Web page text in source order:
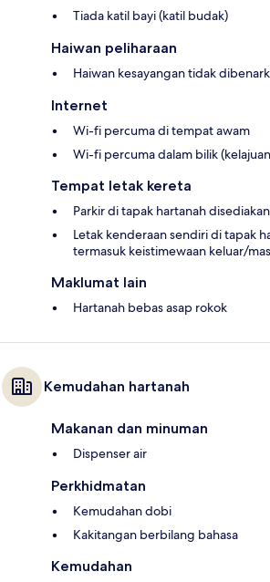
Tiada katil bayi (katil budak)
Haiwan peliharaan
Haiwan kesayangan tidak
Internet
Wi-fi percuma di tempat awam
Wi-fi percuma dalam bilik
Tempat letak kereta
Parkir di tapak hartanah
Letak kenderaan sendiri di tapak
termasuk keistimewaan keluar/
Maklumat lain
Hartanah bebas asap rokok
Kemudahan hartanah
Makanan dan minuman
Dispenser air
Perkhidmatan
Kemudahan dobi
Kakitangan berbilang bahasa
Kemudahan